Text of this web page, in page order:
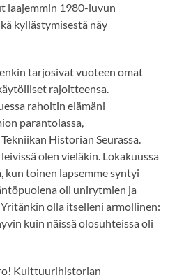
laajemmin 1980-luvun
kyllästymisestä näy
tarjosivat vuoteen omat
rajoitteensa.
rahoitin elämäni
parantolassa,
Historian Seurassa.
olen vieläkin. Lokakuussa
kun toinen lapsemme syntyi
oli unirytmien ja
olla itselleni armollinen:
kuin näissä olosuhteissa oli
Kulttuurihistorian